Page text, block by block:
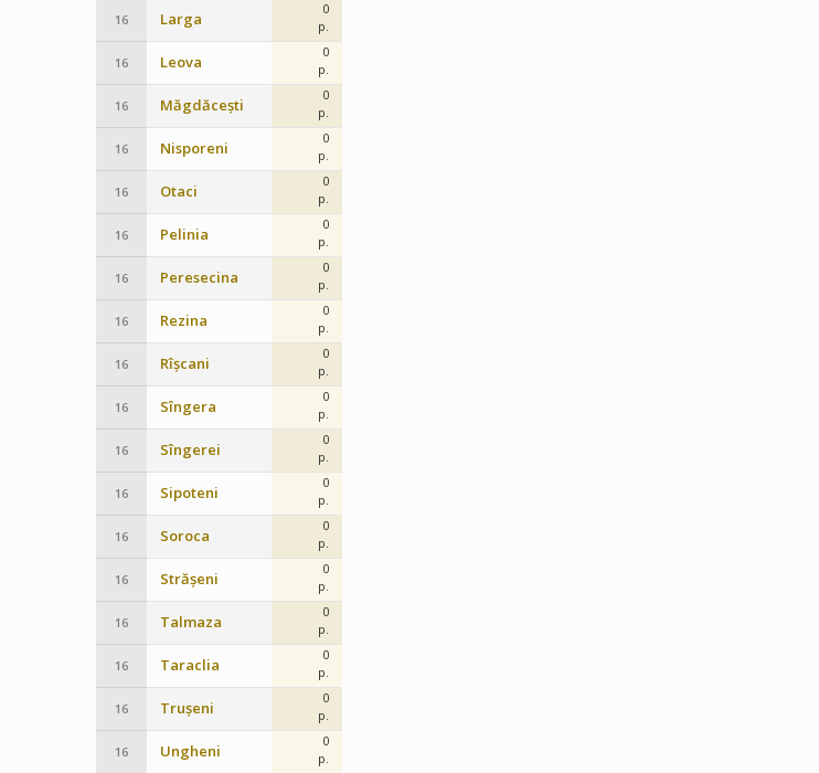
16 Larga
0
p.
16 Leova
0
p.
16 Măgdăcești
0
p.
16 Nisporeni
0
p.
16 Otaci
0
p.
16 Pelinia
0
p.
16 Peresecina
0
p.
16 Rezina
0
p.
16 Rîșcani
0
p.
16 Sîngera
0
p.
16 Sîngerei
0
p.
16 Sipoteni
0
p.
16 Soroca
0
p.
16 Strășeni
0
p.
16 Talmaza
0
p.
16 Taraclia
0
p.
16 Trușeni
0
p.
16 Ungheni
0
p.